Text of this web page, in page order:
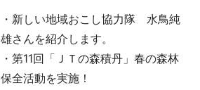
・新しい地域おこし協力隊 水鳥純
雄さんを紹介します。
・第11回「ＪＴの森積丹」春の森林
保全活動を実施！